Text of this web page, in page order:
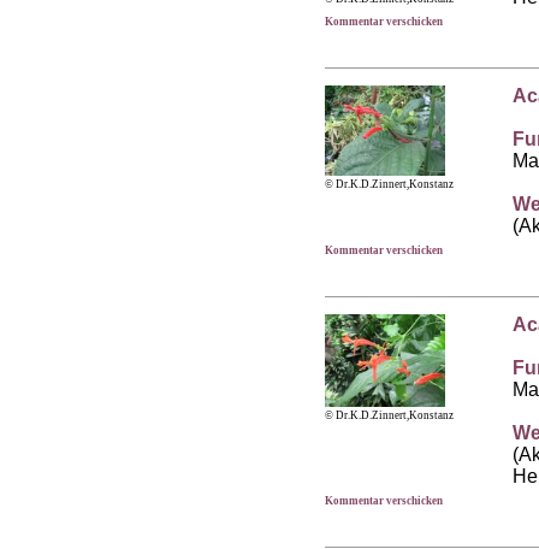
Kommentar verschicken
© Dr.K.D.Zinnert,Konstanz
Kommentar verschicken
© Dr.K.D.Zinnert,Konstanz
Kommentar verschicken